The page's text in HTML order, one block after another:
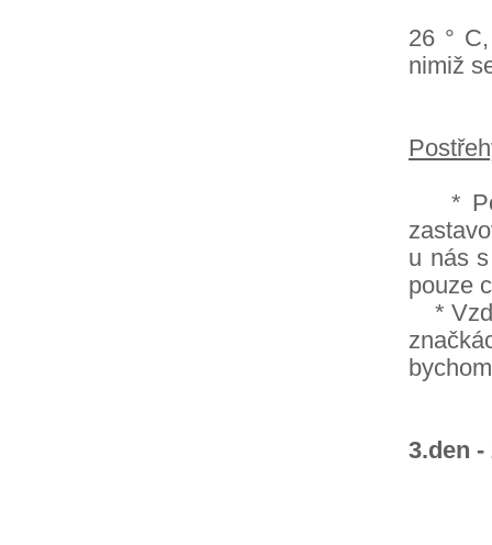
26 °
nimiž
*
u nás
pouze
*
3.den